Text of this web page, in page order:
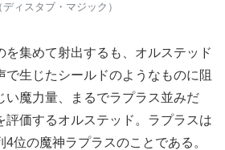
ィスタブ・マジック）
を集めて射出するも、オルステッド
で生じたシールドのようなものに阻
い魔力量、まるでラプラス並みだ
評価するオルステッド。ラプラスは
位の魔神ラプラスのことである。